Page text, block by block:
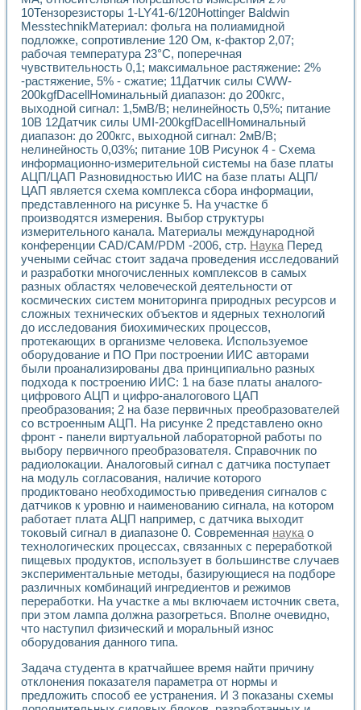
Создание виртуальной работы «Изучение магнитных
Обратный маятник
Устройство для изучения основ интерфейсов обмена по
Лабораторный практикум: изучение адиабатического
Стенд для исследования электрических переходных
Система статистической обработки результатов
Автоматизация лазерно-плазменных измерений с
Модельно-измерительный комплекс. Назначение. Состав.
Использование технологий NATIONAL INSTRUMENTS
Учебный практикум "Спектральный и корреляционный
Учебный стенд для исследования принципа действия
Оборудование и программное обеспечение учебных
Виртуальный лабораторный практикум для изучения
Управление роботом ТУР-10 средствами LabVIEW
Аппаратно-программный комплекс для исследования
Автоматизированный дистанционный лабораторный
Исследование возможности реставрации одномерных
Использование технологий NATIONAL INSTRUMENTS в
Разработка модификаций алгоритма полигармонической
Учебный стенд для исследования принципа действия
Виртуальная система поддержки принимаемых решений в
Преемственность дисциплин «Моделирование систем» и
Универсальный стенд для исследования электрических
Лабораторные практикумы по информационно-
Виртуальный измеритель частотных характеристик на
Лабораторный практикум по основам теории Коммутации
Разработка виртуальной лабораторной работы
Виртуальные практикумы по электротехнике в среде
Из опыта внедрения в рамках национального проекта
Исследование эффективности решателей
Опыт разработки LabVIEW лабораторных практикумов
Проблемы повышения качества образования и
Развитие LabVIEW лабораторного практикума по
Разработка виртуальной лаборатории по электротехнике
Усовершенствованные алгоритмы частотного анализа
Об опыте работы учебного центра «Технологии
Технологии NI в магистерской программе «Прикладная
Система диагностики двигателей постоянного тока
Автоматизированный стенд формирования
Лабораторный практикум по курсу ИИС на базе
Партнеры
Академические и отраслевые институты
Бизнес
Контакты
10Тензорезисторы 1-LY41-6/120Hottinger Baldwin
MesstechnikМатериал: фольга на полиамидной
подложке, сопротивление 120 Ом, к-фактор 2,07;
рабочая температура 23°С, поперечная
чувствительность 0,1; максимальное растяжение: 2%
-растяжение, 5% - сжатие; 11Датчик силы CWW-
200kgfDacellНоминальный диапазон: до 200кгс,
выходной сигнал: 1,5мВ/В; нелинейность 0,5%; питание
10В 12Датчик силы UMI-200kgfDacellНоминальный
диапазон: до 200кгс, выходной сигнал: 2мВ/В;
нелинейность 0,03%; питание 10В Рисунок 4 - Схема
информационно-измерительной системы на базе платы
АЦП/ЦАП Разновидностью ИИС на базе платы АЦП/
ЦАП является схема комплекса сбора информации,
представленного на рисунке 5. На участке б
производятся измерения. Выбор структуры
измерительного канала. Материалы международной
конференции CAD/CAM/PDM -2006, стр. НаукаПеред
учеными сейчас стоит задача проведения исследований
и разработки многочисленных комплексов в самых
разных областях человеческой деятельности от
космических систем мониторинга природных ресурсов и
сложных технических объектов и ядерных технологий
до исследования биохимических процессов,
протекающих в организме человека. Используемое
оборудование и ПО При построении ИИС авторами
были проанализированы два принципиально разных
подхода к построению ИИС: 1 на базе платы аналого-
цифрового АЦП и цифро-аналогового ЦАП
преобразования; 2 на базе первичных преобразователей
со встроенным АЦП. На рисунке 2 представлено окно
фронт - панели виртуальной лабораторной работы по
выбору первичного преобразователя. Справочник по
радиолокации. Аналоговый сигнал с датчика поступает
на модуль согласования, наличие которого
продиктовано необходимостью приведения сигналов с
датчиков к уровню и наименованию сигнала, на котором
работает плата АЦП например, с датчика выходит
токовый сигнал в диапазоне 0. Современная наукао
технологических процессах, связанных с переработкой
пищевых продуктов, использует в большинстве случаев
экспериментальные методы, базирующиеся на подборе
различных комбинаций ингредиентов и режимов
переработки. На участке а мы включаем источник света,
при этом лампа должна разогреться. Вполне очевидно,
что наступил физический и моральный износ
оборудования данного типа.
Задача студента в кратчайшее время найти причину
отклонения показателя параметра от нормы и
предложить способ ее устранения. И 3 показаны схемы